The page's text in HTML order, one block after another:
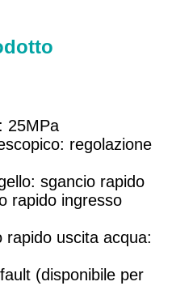
25MPa
regolazione
sgancio rapido
rapido ingresso
rapido uscita acqua:
(disponibile per